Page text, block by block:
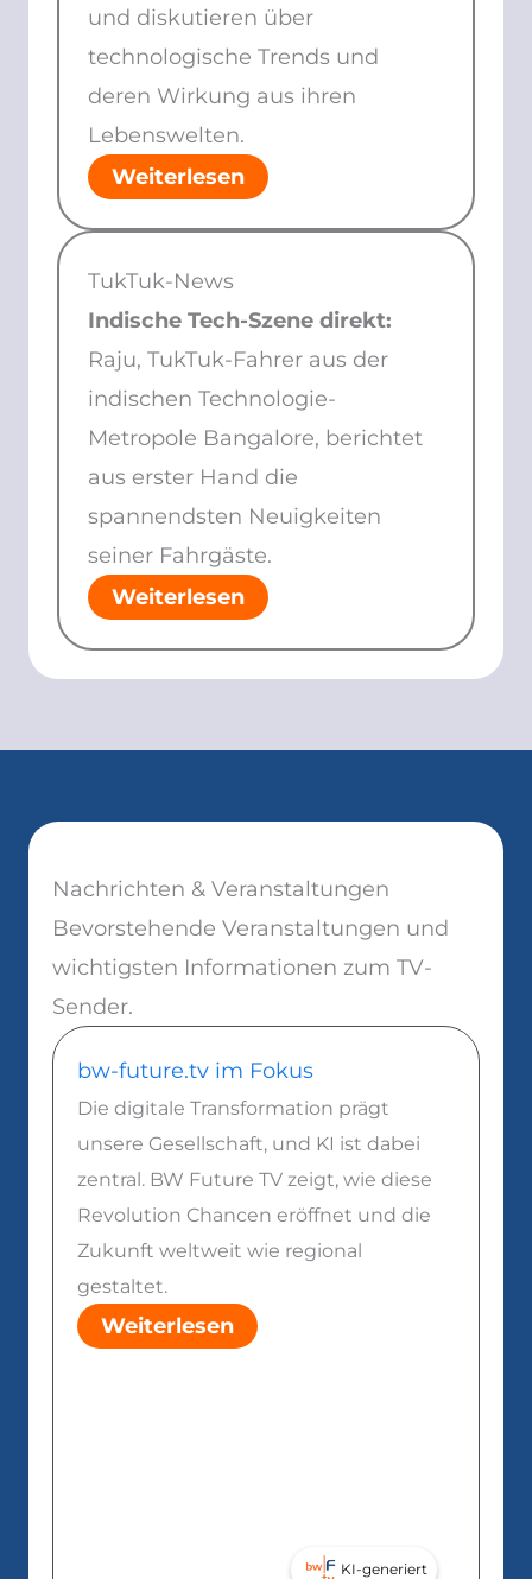
und diskutieren über
technologische Trends und
deren Wirkung aus ihren
Lebenswelten.
Weiterlesen
TukTuk-News
Indische Tech-Szene direkt:
Raju, TukTuk-Fahrer aus der
indischen Technologie-
Metropole Bangalore, berichtet
aus erster Hand die
spannendsten Neuigkeiten
seiner Fahrgäste.
Weiterlesen
Nachrichten & Veranstaltungen
Bevorstehende Veranstaltungen und
wichtigsten Informationen zum TV-
Sender.
bw-future.tv im Fokus
Die digitale Transformation prägt
unsere Gesellschaft, und KI ist dabei
zentral. BW Future TV zeigt, wie diese
Revolution Chancen eröffnet und die
Zukunft weltweit wie regional
gestaltet.
Weiterlesen
KI-generiert